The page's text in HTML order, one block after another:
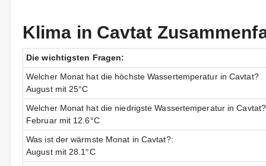
Klima in Cavtat
Die wichtigsten Fragen:
Welcher Monat hat die höchste Wassertemperatur in Cavtat?
August mit 25°C
Welcher Monat hat die niedrigste Wassertemperatur in Cavtat?
Februar mit 12.6°C
Was ist der wärmste Monat in Cavtat?:
August mit 28.1°C